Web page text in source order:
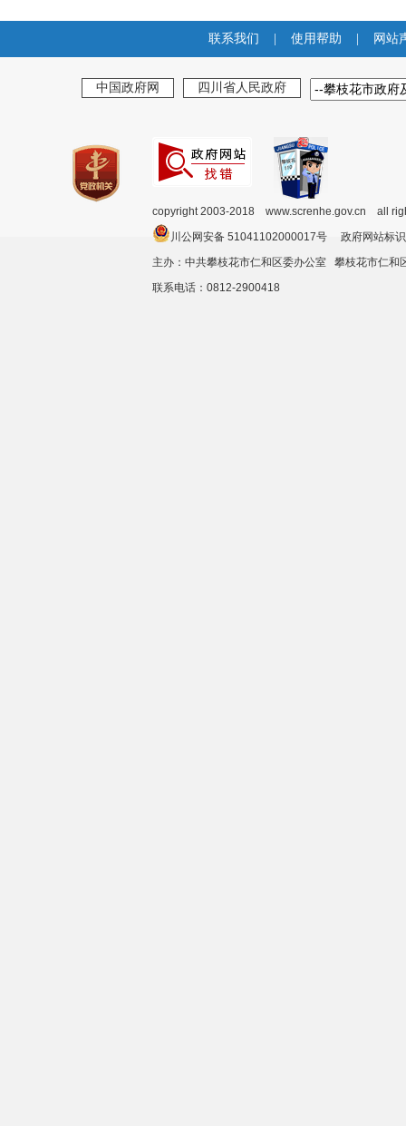
联系我们 使用帮助 网站
中国政府网 四川省人民政府
copyright 2003-2018 www.screnhe.gov.cn all
川公网安备 51041102000017号 政府网站
主办：中共攀枝花市仁和区委办公室 攀枝花市仁
联系电话：0812-2900418